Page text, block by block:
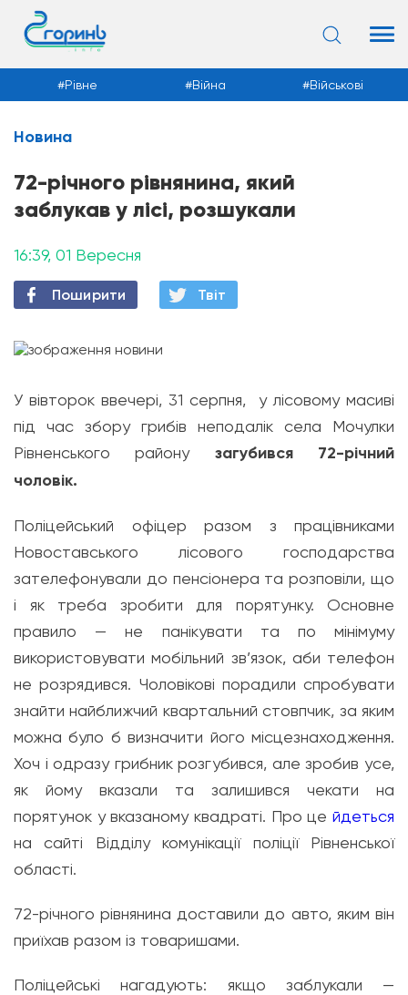
Новини
Рівне Війна Військові
Новина
72-річного рівнянина, який
заблукав у лісі, розшукали
16:39, 01 Вересня
Поширити Твiт
У вівторок ввечері, 31 серпня, у лісовому масиві
під час збору грибів неподалік села Мочулки
Рівненського району загубився 72-річний
чоловік.
Поліцейський офіцер разом з працівниками
Новоставського лісового господарства
зателефонували до пенсіонера та розповіли, що
і як треба зробити для порятунку. Основне
правило — не панікувати та по мінімуму
використовувати мобільний зв’язок, аби телефон
не розрядився. Чоловікові порадили спробувати
знайти найближчий квартальний стовпчик, за яким
можна було б визначити його місцезнаходження.
Хоч і одразу грибник розгубився, але зробив усе,
як йому вказали та залишився чекати на
порятунок у вказаному квадраті. Про це йдеться
на сайті Відділу комунікації поліції Рівненської
області.
72-річного рівнянина доставили до авто, яким він
приїхав разом із товаришами.
Поліцейські нагадують: якщо заблукали —